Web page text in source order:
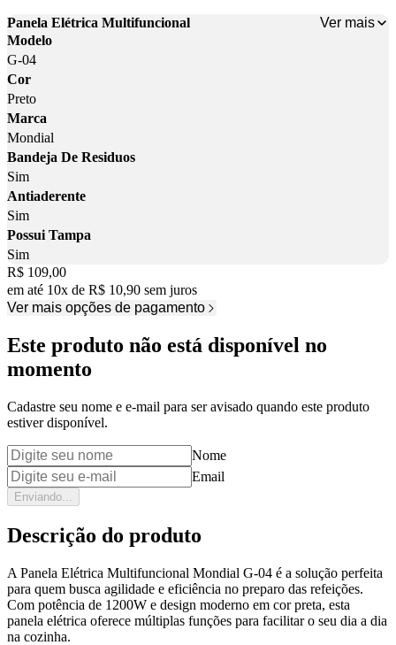
Panela Elétrica Multifuncional
Ver mais
Modelo
G-04
Cor
Preto
Marca
Mondial
Bandeja De Residuos
Sim
Antiaderente
Sim
Possui Tampa
Sim
Price:
R$ 109,00
em até 10x de R$ 10,90 sem juros
Ver mais opções de pagamento
Este produto não está disponível no
momento
Cadastre seu nome e e-mail para ser avisado quando este produto
estiver disponível.
Nome
Email
Enviando...
Descrição do produto
A Panela Elétrica Multifuncional Mondial G-04 é a solução perfeita
para quem busca agilidade e eficiência no preparo das refeições.
Com potência de 1200W e design moderno em cor preta, esta
panela elétrica oferece múltiplas funções para facilitar o seu dia a dia
na cozinha.